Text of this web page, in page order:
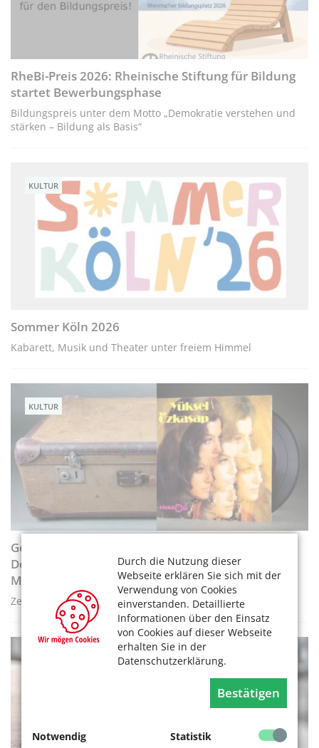
Durch die Nutzung dieser
Webseite erklären Sie sich mit der
Verwendung von Cookies
einverstanden. Detaillierte
Informationen über den Einsatz
von Cookies auf dieser Webseite
erhalten Sie in der
Datenschutzerklärung.
Bestätigen
Notwendig
Statistik
RheBi-Preis 2026: Rheinische Stiftung für Bildung
startet Bewerbungsphase
Bildungspreis unter dem Motto „Demokratie verstehen und
stärken – Bildung als Basis“
KULTUR
Sommer Köln 2026
Kabarett, Musik und Theater unter freiem Himmel
KULTUR
Gemeinsame Geschichte(n) im
Dokumentationszentrum und Museum über die
Migration in Deutschland (DOMiD)
Zeitzeugnisse der deutschen Einwanderungsgeschichte